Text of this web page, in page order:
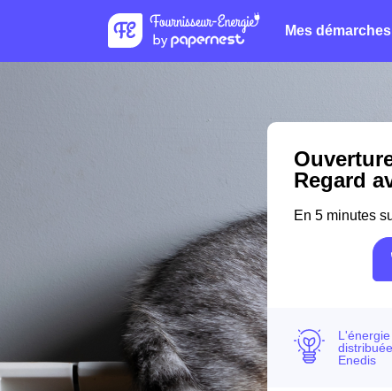
Mes démarches